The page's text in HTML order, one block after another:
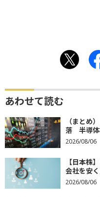
あわせて読む
（まとめ
落 半導体
2026/08/06
【日本株
会社を安
2026/08/06